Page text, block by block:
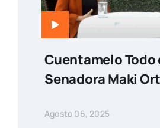
Cuentamelo Todo
Senadora Maki
Agosto 06, 2025